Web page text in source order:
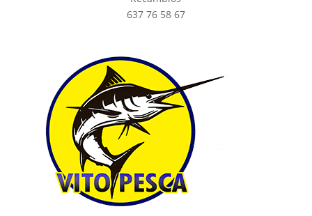
637 76 58 67